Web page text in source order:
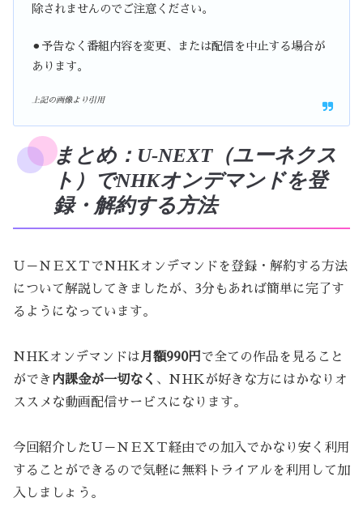
除されませんのでご注意ください。
⚫︎予告なく番組内容を変更、または配信を中止する場合が
あります。
上記の画像より引用
まとめ：U-NEXT（ユーネクス
ト）でNHKオンデマンドを登
録・解約する方法
Ｕ－ＮＥＸＴでNHKオンデマンドを登録・解約する方法
について解説してきましたが、3分もあれば簡単に完了す
るようになっています。
NHKオンデマンドは月額990円 で全ての作品を見ること
ができ 内課金が一切なく 、NHKが好きな方にはかなりオ
ススメな動画配信サービスになります。
今回紹介したＵ－ＮＥＸＴ経由での加入でかなり安く利用
することができるので気軽に無料トライアルを利用して加
入しましょう。